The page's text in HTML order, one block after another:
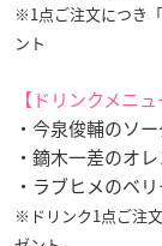
※1点ご注文につき
ント
【ドリンクメニュ
・今泉俊輔のソ
・鏑木一差のオ
・ラブヒメのベ
※ドリンク1点ご注